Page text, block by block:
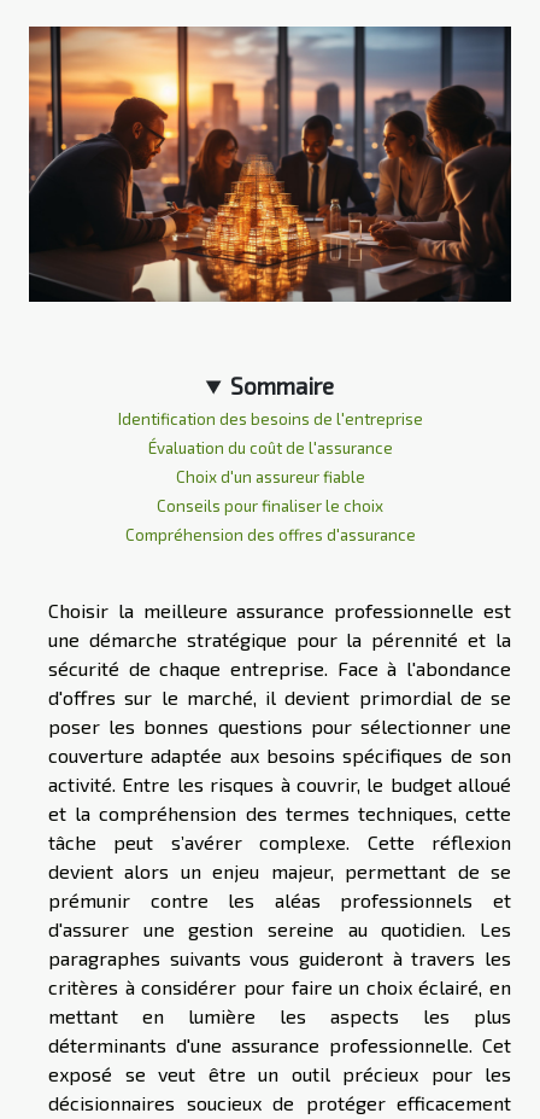
Sommaire
Identification des besoins de l'entreprise
Évaluation du coût de l'assurance
Choix d'un assureur fiable
Conseils pour finaliser le choix
Compréhension des offres d'assurance
Choisir la meilleure assurance professionnelle est
une démarche stratégique pour la pérennité et la
sécurité de chaque entreprise. Face à l'abondance
d'offres sur le marché, il devient primordial de se
poser les bonnes questions pour sélectionner une
couverture adaptée aux besoins spécifiques de son
activité. Entre les risques à couvrir, le budget alloué
et la compréhension des termes techniques, cette
tâche peut s’avérer complexe. Cette réflexion
devient alors un enjeu majeur, permettant de se
prémunir contre les aléas professionnels et
d'assurer une gestion sereine au quotidien. Les
paragraphes suivants vous guideront à travers les
critères à considérer pour faire un choix éclairé, en
mettant en lumière les aspects les plus
déterminants d'une assurance professionnelle. Cet
exposé se veut être un outil précieux pour les
décisionnaires soucieux de protéger efficacement